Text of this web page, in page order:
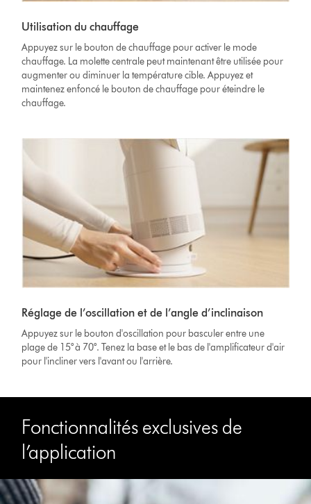
Utilisation du chauffage
Appuyez sur le bouton de chauffage pour activer le mode
chauffage. La molette centrale peut maintenant être utilisée pour
augmenter ou diminuer la température cible. Appuyez et
maintenez enfoncé le bouton de chauffage pour éteindre le
chauffage.
Réglage de l’oscillation et de l’angle d’inclinaison
Appuyez sur le bouton d'oscillation pour basculer entre une
plage de 15° à 70°. Tenez la base et le bas de l'amplificateur d'air
pour l'incliner vers l'avant ou l'arrière.
Fonctionnalités exclusives de
l’application